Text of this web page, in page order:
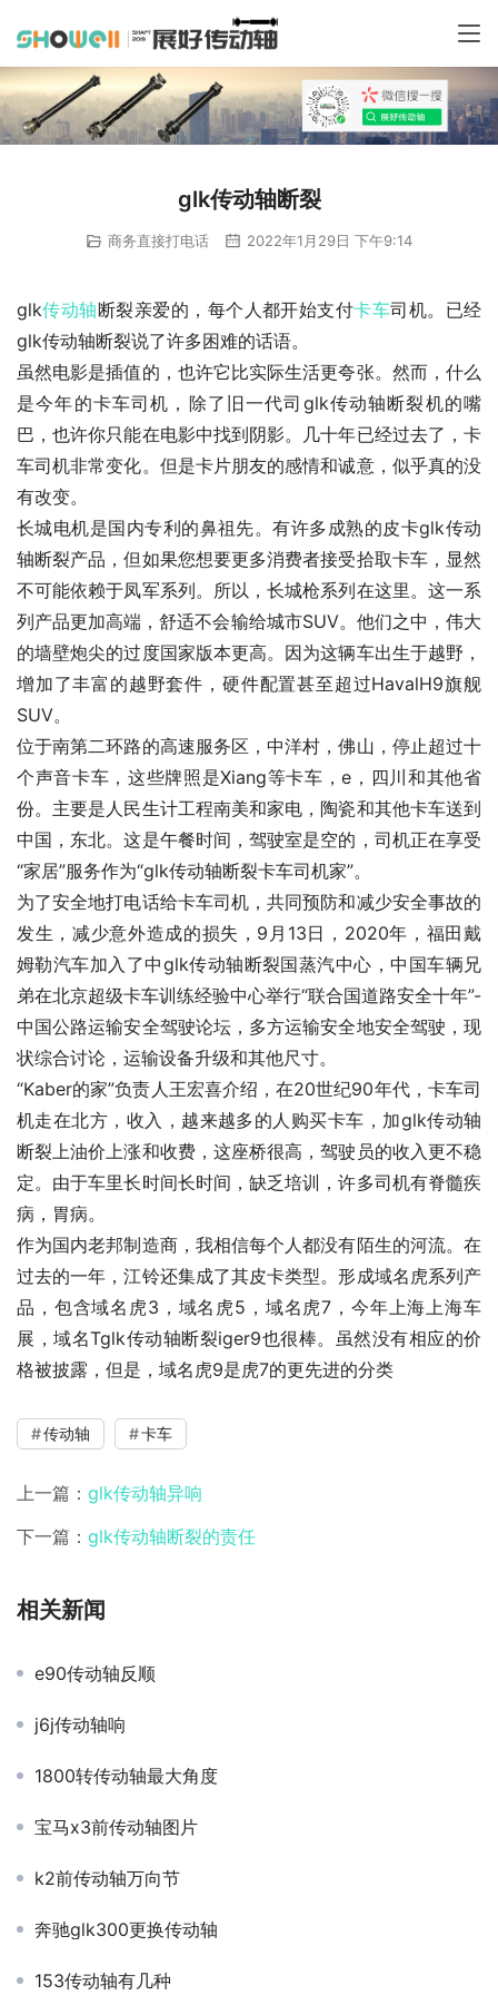
glk传动轴断裂
商务直接打电话 2022年1月29日 下午9:14
glk传动轴断裂亲爱的，每个人都开始支付卡车司机。已经
glk传动轴断裂说了许多困难的话语。
虽然电影是插值的，也许它比实际生活更夸张。然而，什么
是今年的卡车司机，除了旧一代司glk传动轴断裂机的嘴
巴，也许你只能在电影中找到阴影。几十年已经过去了，卡
车司机非常变化。但是卡片朋友的感情和诚意，似乎真的没
有改变。
长城电机是国内专利的鼻祖先。有许多成熟的皮卡glk传动
轴断裂产品，但如果您想要更多消费者接受拾取卡车，显然
不可能依赖于凤军系列。所以，长城枪系列在这里。这一系
列产品更加高端，舒适不会输给城市SUV。他们之中，伟大
的墙壁炮尖的过度国家版本更高。因为这辆车出生于越野，
增加了丰富的越野套件，硬件配置甚至超过HavalH9旗舰
SUV。
位于南第二环路的高速服务区，中洋村，佛山，停止超过十
个声音卡车，这些牌照是Xiang等卡车，e，四川和其他省
份。主要是人民生计工程南美和家电，陶瓷和其他卡车送到
中国，东北。这是午餐时间，驾驶室是空的，司机正在享受
“家居”服务作为“glk传动轴断裂卡车司机家”。
为了安全地打电话给卡车司机，共同预防和减少安全事故的
发生，减少意外造成的损失，9月13日，2020年，福田戴
姆勒汽车加入了中glk传动轴断裂国蒸汽中心，中国车辆兄
弟在北京超级卡车训练经验中心举行“联合国道路安全十年”-
中国公路运输安全驾驶论坛，多方运输安全地安全驾驶，现
状综合讨论，运输设备升级和其他尺寸。
“Kaber的家”负责人王宏喜介绍，在20世纪90年代，卡车司
机走在北方，收入，越来越多的人购买卡车，加glk传动轴
断裂上油价上涨和收费，这座桥很高，驾驶员的收入更不稳
定。由于车里长时间长时间，缺乏培训，许多司机有脊髓疾
病，胃病。
作为国内老邦制造商，我相信每个人都没有陌生的河流。在
过去的一年，江铃还集成了其皮卡类型。形成域名虎系列产
品，包含域名虎3，域名虎5，域名虎7，今年上海上海车
展，域名Tglk传动轴断裂iger9也很棒。虽然没有相应的价
格被披露，但是，域名虎9是虎7的更先进的分类
传动轴 卡车
上一篇： glk传动轴异响
下一篇： glk传动轴断裂的责任
相关新闻
e90传动轴反顺
j6j传动轴响
1800转传动轴最大角度
宝马x3前传动轴图片
k2前传动轴万向节
奔驰glk300更换传动轴
153传动轴有几种